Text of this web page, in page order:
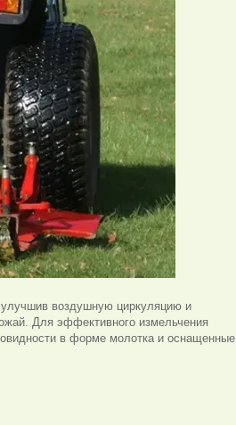
улучшив воздушную циркуляцию и
Для эффективного измельчения
в форме молотка и оснащенные